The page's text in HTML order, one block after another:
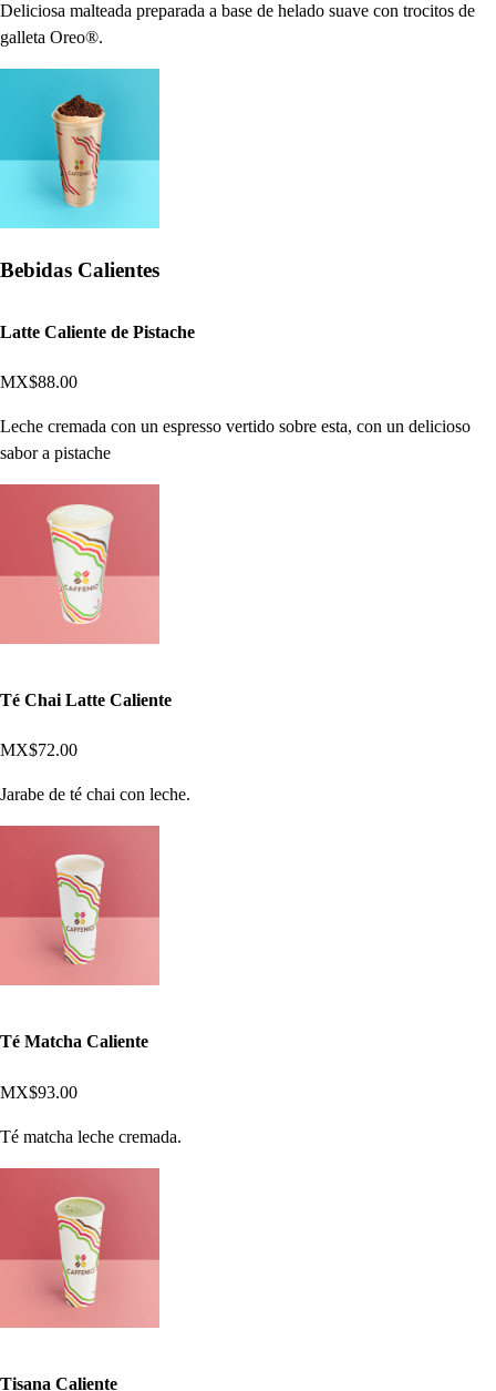
Deliciosa malteada preparada a base de helado suave con trocitos de
galleta Oreo®.
Bebidas Calientes
Latte Caliente de Pistache
MX$88.00
Leche cremada con un espresso vertido sobre esta, con un delicioso
sabor a pistache
Té Chai Latte Caliente
MX$72.00
Jarabe de té chai con leche.
Té Matcha Caliente
MX$93.00
Té matcha leche cremada.
Tisana Caliente